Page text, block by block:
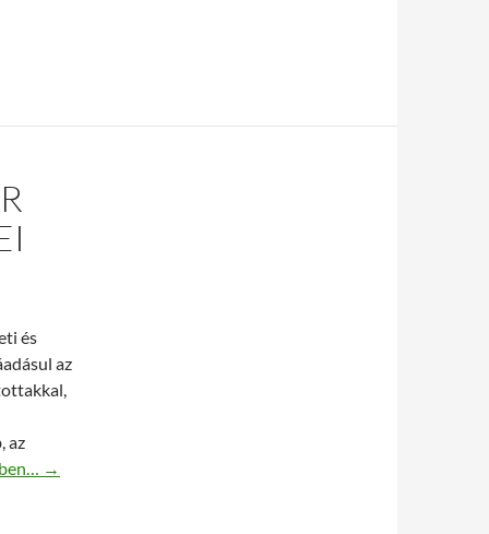
és
az
az
toner tagadhatatlan előnyei
→